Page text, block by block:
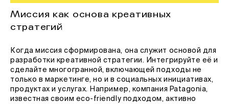
Миссия как основа креативных
стратегий
Когда миссия сформирована, она служит основой для
разработки креативной стратегии. Интегрируйте её и
сделайте многогранной, включающей подходы не
только в маркетинге, но и в социальных инициативах,
продуктах и услугах. Например, компания Patagonia,
известная своим eco-friendly подходом, активно